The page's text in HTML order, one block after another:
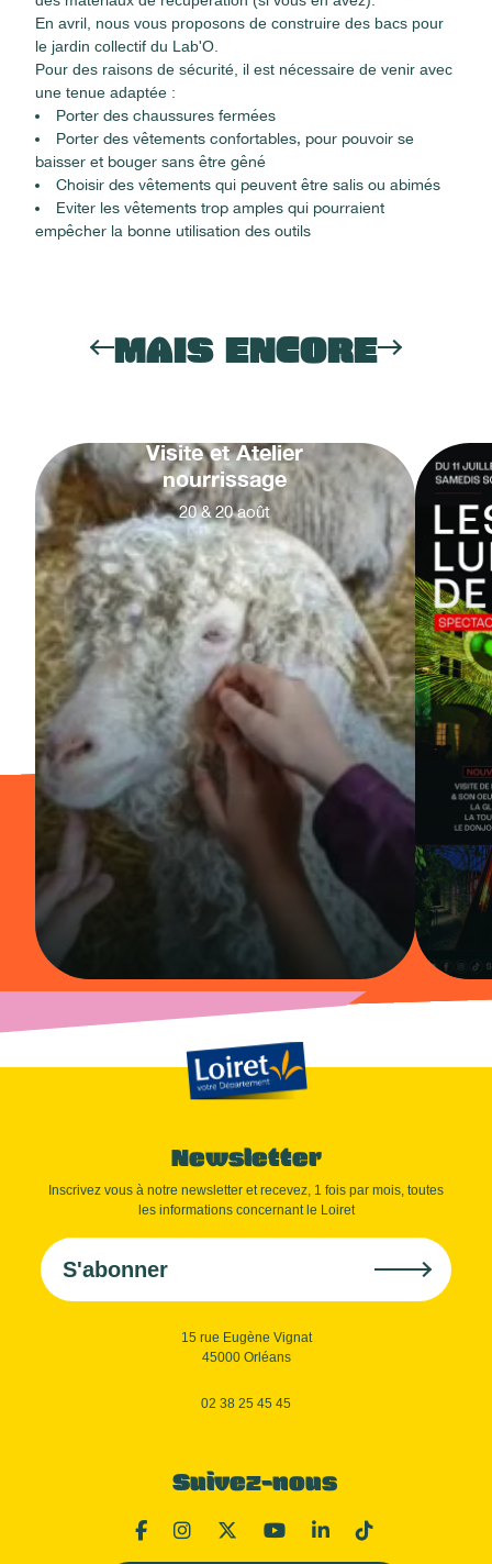
En avril, nous vous proposons de construire des bacs pour
le jardin collectif du Lab'O.
Pour des raisons de sécurité, il est nécessaire de venir avec
une tenue adaptée :
Porter des chaussures fermées
Porter des vêtements confortables, pour pouvoir se
baisser et bouger sans être gêné
Choisir des vêtements qui peuvent être salis ou abimés
Eviter les vêtements trop amples qui pourraient
empêcher la bonne utilisation des outils
MAIS ENCORE
Visite et Atelier
nourrissage
20 & 20 août
Newsletter
Inscrivez vous à notre newsletter et recevez, 1 fois par mois, toutes
les informations concernant le Loiret
S'abonner
15 rue Eugène Vignat
45000 Orléans
02 38 25 45 45
Suivez-nous